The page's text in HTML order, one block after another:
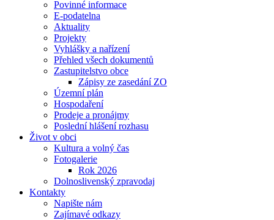
Povinné informace
E-podatelna
Aktuality
Projekty
Vyhlášky a nařízení
Přehled všech dokumentů
Zastupitelstvo obce
Zápisy ze zasedání ZO
Územní plán
Hospodaření
Prodeje a pronájmy
Poslední hlášení rozhasu
Život v obci
Kultura a volný čas
Fotogalerie
Rok 2026
Dolnoslivenský zpravodaj
Kontakty
Napište nám
Zajímavé odkazy